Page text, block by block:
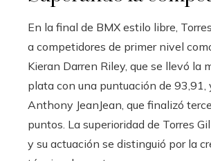
En la final de BMX estilo libre,
a competidores de primer nivel
Kieran Darren Riley, que se llevó la
plata con una puntuación de 93,91,
Anthony JeanJean, que finalizó
puntos. La superioridad de Torres
y su actuación se distinguió por la